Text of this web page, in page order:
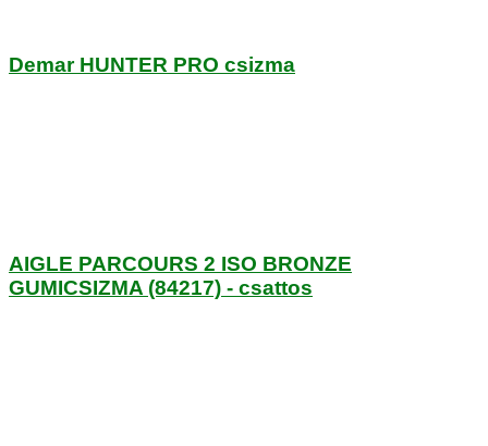
Demar HUNTER PRO csizma
AIGLE PARCOURS 2 ISO BRONZE
GUMICSIZMA (84217) - csattos